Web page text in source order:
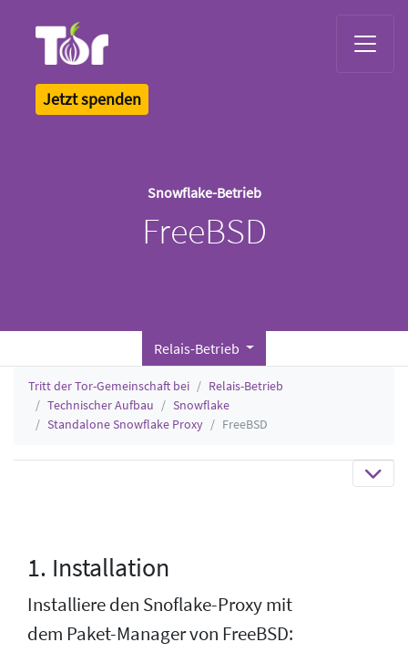
Jetzt spenden
Snowflake-Betrieb
FreeBSD
Relais-Betrieb
Tritt der Tor-Gemeinschaft bei
Relais-Betrieb
Technischer Aufbau
Snowflake
Standalone Snowflake Proxy
FreeBSD
1. Installation
Installiere den Snoflake-Proxy mit
dem Paket-Manager von FreeBSD: